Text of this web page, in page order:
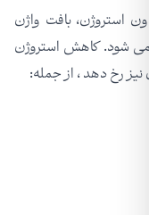
استروژن، بافت واژن
می شود. کاهش استروژن
نیز رخ دهد ، از جمله: